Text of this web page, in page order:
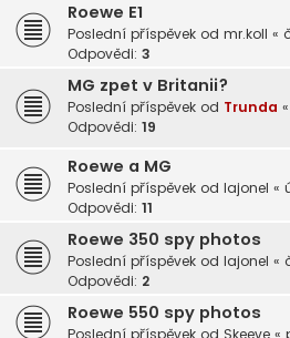
Roewe E1
Poslední příspěvek od mr.koll «
Odpovědi: 3
MG zpet v Britanii?
Poslední příspěvek od Trunda «
Odpovědi: 19
Roewe a MG
Poslední příspěvek od lajonel «
Odpovědi: 11
Roewe 350 spy photos
Poslední příspěvek od lajonel «
Odpovědi: 2
Roewe 550 spy photos
Poslední příspěvek od Skeeve «